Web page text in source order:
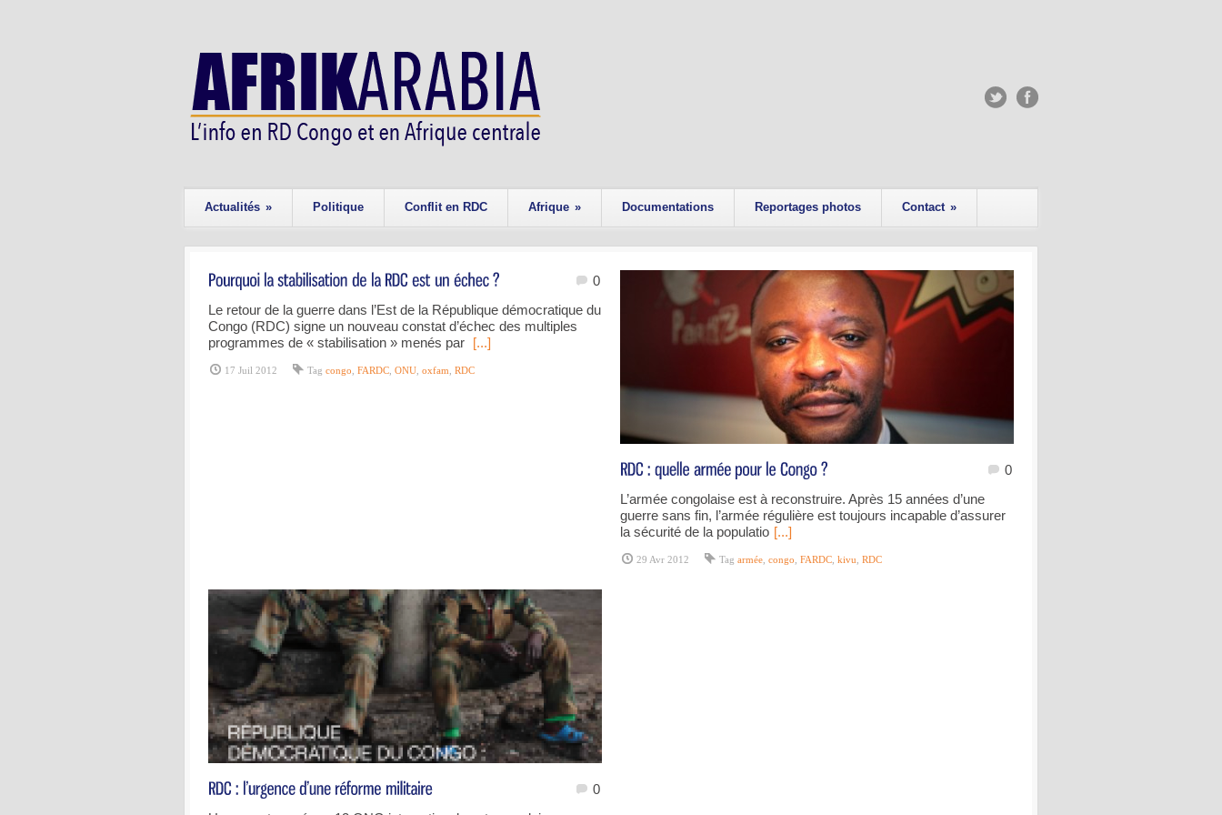
Actualités » Politique Conflit en RDC Afrique » Documentations Reportages photos Contact »
0
Le retour de la guerre dans l’Est de la République démocratique du
Congo (RDC) signe un nouveau constat d’échec des multiples
programmes de « stabilisation » menés par [...]
17 Juil 2012 Tag congo FARDC ONU oxfam RDC
0
L’armée congolaise est à reconstruire. Après 15 années d’une
guerre sans fin, l’armée régulière est toujours incapable d’assurer
la sécurité de la populatio [...]
29 Avr 2012 Tag armée congo FARDC kivu RDC
0